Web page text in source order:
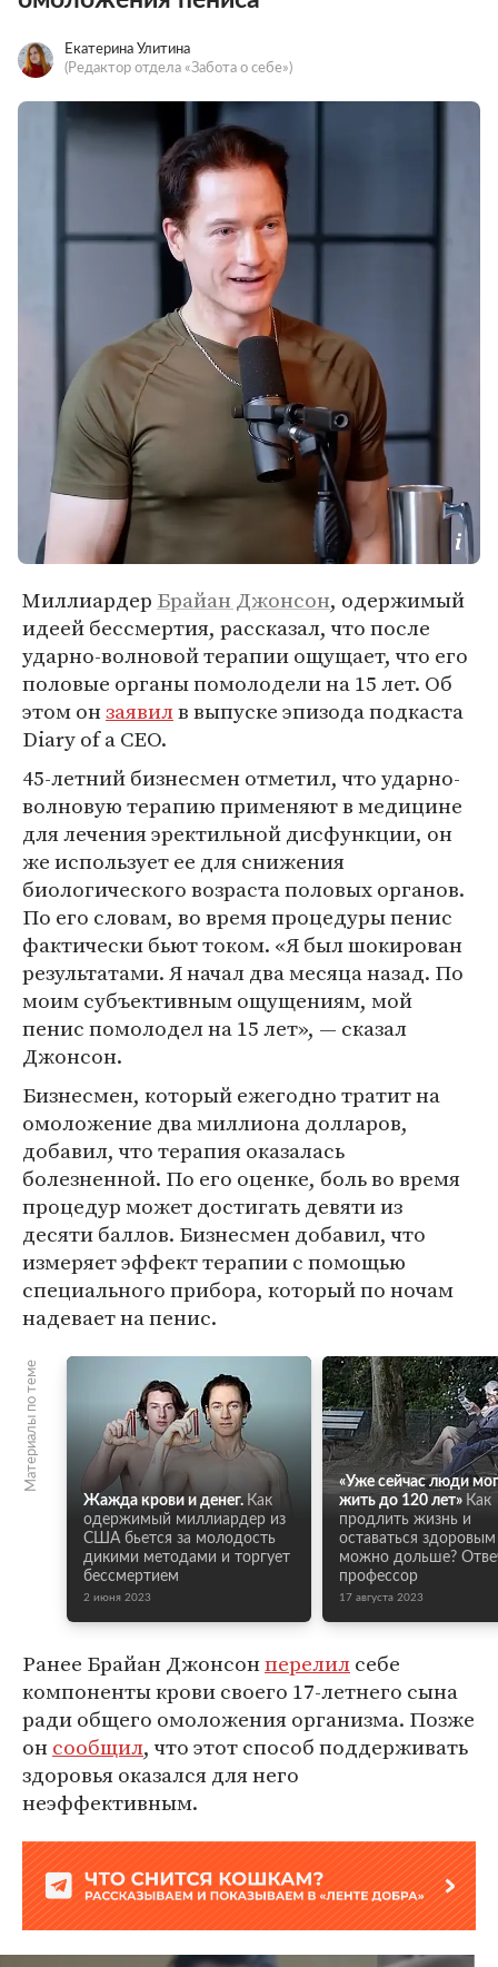
Екатерина Улитина
(Редактор отдела «Забота о себе»)
Миллиардер Брайан Джонсон, одержимый
идеей бессмертия, рассказал, что после
ударно-волновой терапии ощущает, что его
половые органы помолодели на 15 лет. Об
этом онзаявилв выпуске эпизода подкаста
Diary of a CEO.
45-летний бизнесмен отметил, что ударно-
волновую терапию применяют в медицине
для лечения эректильной дисфункции, он
же использует ее для снижения
биологического возраста половых органов.
По его словам, во время процедуры пенис
фактически бьют током. «Я был шокирован
результатами. Я начал два месяца назад. По
моим субъективным ощущениям, мой
пенис помолодел на 15 лет», — сказал
Джонсон.
Бизнесмен, который ежегодно тратит на
омоложение два миллиона долларов,
добавил, что терапия оказалась
болезненной. По его оценке, боль во время
процедур может достигать девяти из
десяти баллов. Бизнесмен добавил, что
измеряет эффект терапии с помощью
специального прибора, который по ночам
надевает на пенис.
Материалы по теме
Жажда крови и денег. Как
одержимый миллиардер из
США бьется за молодость
дикими методами и торгует
бессмертием
2 июня 2023
«Уже сейчас люди
жить до 120 лет» Как
продлить жизнь и
оставаться здоровым
можно дольше?
профессор
17 августа 2023
Ранее Брайан Джонсонперелилсебе
компоненты крови своего 17-летнего сына
ради общего омоложения организма. Позже
онсообщил, что этот способ поддерживать
здоровья оказался для него
неэффективным.